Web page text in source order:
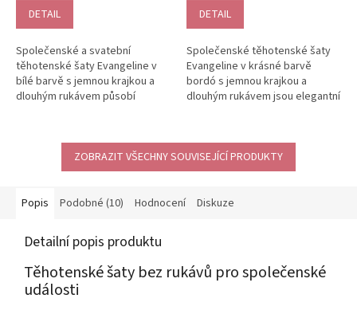
DETAIL
Společenské a svatební
těhotenské šaty Evangeline v
bílé barvě s jemnou krajkou a
dlouhým rukávem působí
DETAIL
Společenské těhotenské šaty
Evangeline v krásné barvě
bordó s jemnou krajkou a
dlouhým rukávem jsou elegantní
ZOBRAZIT VŠECHNY SOUVISEJÍCÍ PRODUKTY
Popis Podobné (10) Hodnocení Diskuze
Detailní popis produktu
Těhotenské šaty bez rukávů pro společenské
události